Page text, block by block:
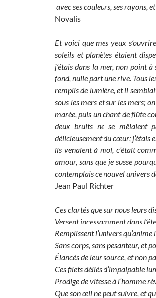
avec ses couleurs, ses rayons, et
Novalis
Et voici que mes yeux
soleils et planètes étaient
j’étais dans la mer, non point
fond, nulle part une rive. Tous
remplis de lumière, et il
sous les mers et sur les mers;
marée, puis un chant de flûte
deux bruits ne se mêlaient
délicieusement du cœur; j’étais
ils venaient à moi, c’était
amour, sans que je susse
contemplais ce nouvel univers
Jean Paul Richter
Ces clartés que sur nous leurs
Versent incessamment dans
Remplissent l’univers qu’anime
Sans corps, sans pesanteur, et
Élancés de leur source, et non
Ces filets déliés d’impalpable
Prodige de vitesse à l’homme
Que son œil ne peut suivre, et